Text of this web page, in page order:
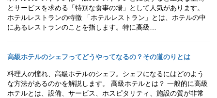
とサービスを求める「特別な食事の場」として人気があります。
ホテルレストランの特徴 「ホテルレストラン」とは、ホテルの中
にあるレストランのことを指します。特に高級…
高級ホテルのシェフってどうやってなるの？その道のりとは
料理人の憧れ、高級ホテルのシェフ。シェフになるにはどのよう
な方法があるのかを解説します。 高級ホテルとは？ 一般的に高級
ホテルとは、設備、サービス、ホスピタリティ、施設の質が非常